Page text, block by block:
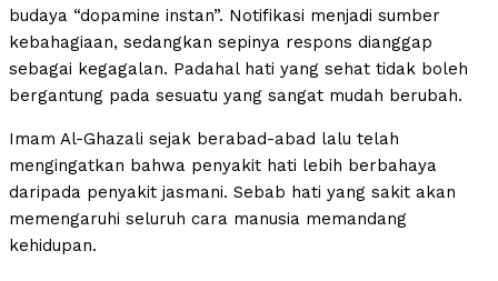
budaya “dopamine instan”. Notifikasi menjadi sumber
kebahagiaan, sedangkan sepinya respons dianggap
sebagai kegagalan. Padahal hati yang sehat tidak boleh
bergantung pada sesuatu yang sangat mudah berubah.
Imam Al-Ghazali sejak berabad-abad lalu telah
mengingatkan bahwa penyakit hati lebih berbahaya
daripada penyakit jasmani. Sebab hati yang sakit akan
memengaruhi seluruh cara manusia memandang
kehidupan.